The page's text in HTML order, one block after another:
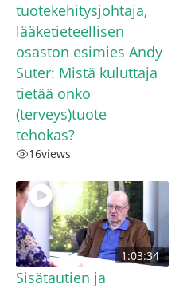
tuotekehitysjohtaja,
lääketieteellisen
osaston esimies Andy
Suter: Mistä kuluttaja
tietää onko
(terveys)tuote
tehokas?
16views
1:03:34
Sisätautien ja